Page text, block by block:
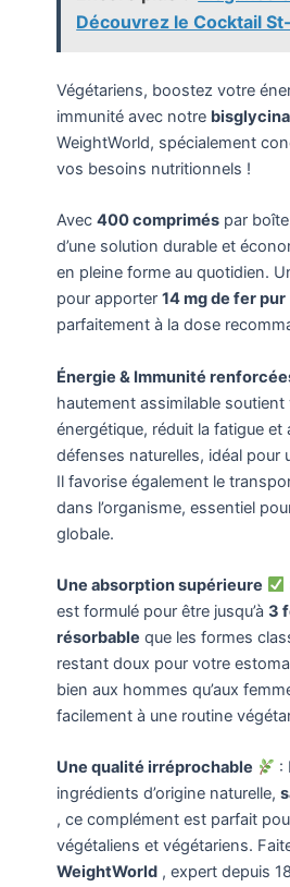
Découvrez le Cocktail
Végétariens, boostez votre
immunité avec notre
WeightWorld, spécialement
vos besoins nutritionnels !
Avec 400 compriméspar
d’une solution durable et
en pleine forme au quotidien.
pour apporter 14 mg de fer pur
parfaitement à la dose
Énergie & Immunité
hautement assimilable
énergétique, réduit la fatigue et
défenses naturelles, idéal pour
Il favorise également le
dans l’organisme, essentiel
globale.
Une absorption supérieure
est formulé pour être jusqu’à 3
résorbable que les formes
restant doux pour votre
bien aux hommes qu’aux
facilement à une routine
Une qualité irréprochable
:
ingrédients d’origine naturelle,
, ce complément est parfait
végétaliens et végétariens.
WeightWorld, expert depuis